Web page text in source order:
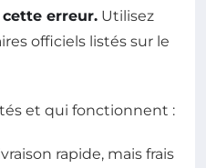
erreur. Utilisez
officiels listés sur le
et qui fonctionnent :
rapide, mais frais